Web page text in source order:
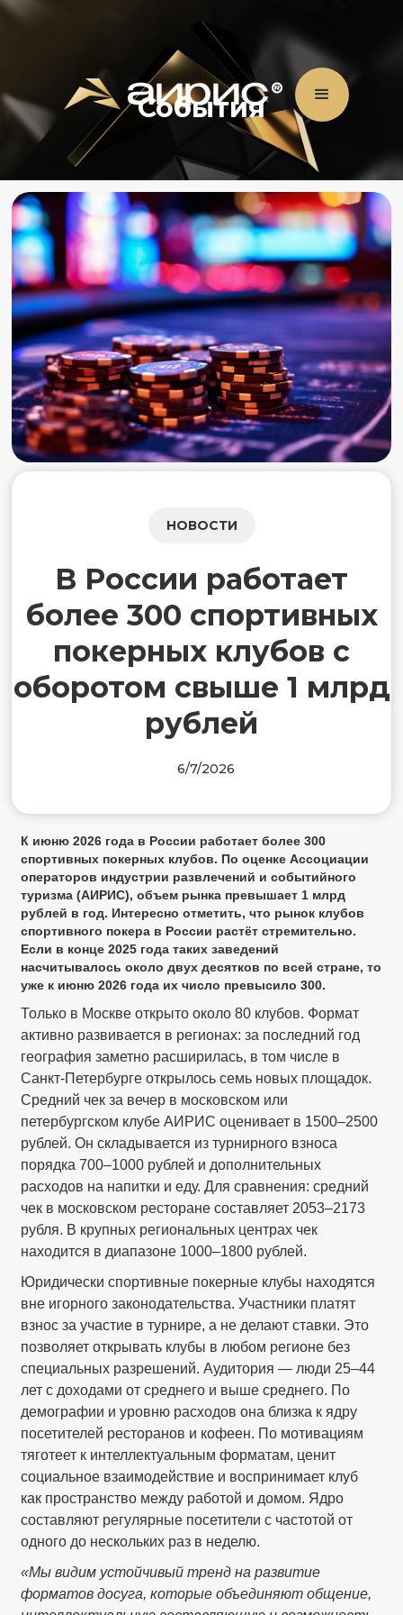
События
НОВОСТИ
В России работает
более 300 спортивных
покерных клубов с
оборотом свыше 1 млрд
рублей
6/7/2026
К июню 2026 года в России работает более 300
спортивных покерных клубов. По оценке Ассоциации
операторов индустрии развлечений и событийного
туризма (АИРИС), объем рынка превышает 1 млрд
рублей в год. Интересно отметить, что рынок клубов
спортивного покера в России растёт стремительно.
Если в конце 2025 года таких заведений
насчитывалось около двух десятков по всей стране, то
уже к июню 2026 года их число превысило 300.
Только в Москве открыто около 80 клубов. Формат
активно развивается в регионах: за последний год
география заметно расширилась, в том числе в
Санкт-Петербурге открылось семь новых площадок.
Средний чек за вечер в московском или
петербургском клубе АИРИС оценивает в 1500–2500
рублей. Он складывается из турнирного взноса
порядка 700–1000 рублей и дополнительных
расходов на напитки и еду. Для сравнения: средний
чек в московском ресторане составляет 2053–2173
рубля. В крупных региональных центрах чек
находится в диапазоне 1000–1800 рублей.
Юридически спортивные покерные клубы находятся
вне игорного законодательства. Участники платят
взнос за участие в турнире, а не делают ставки. Это
позволяет открывать клубы в любом регионе без
специальных разрешений. Аудитория — люди 25–44
лет с доходами от среднего и выше среднего. По
демографии и уровню расходов она близка к ядру
посетителей ресторанов и кофеен. По мотивациям
тяготеет к интеллектуальным форматам, ценит
социальное взаимодействие и воспринимает клуб
как пространство между работой и домом. Ядро
составляют регулярные посетители с частотой от
одного до нескольких раз в неделю.
«Мы видим устойчивый тренд на развитие
форматов досуга, которые объединяют общение,